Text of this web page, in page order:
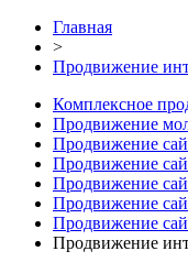
Главная
>
Продвижение
Комплексное
Продвижение
Продвижение
Продвижение
Продвижение
Продвижение
Продвижение
Продвижение